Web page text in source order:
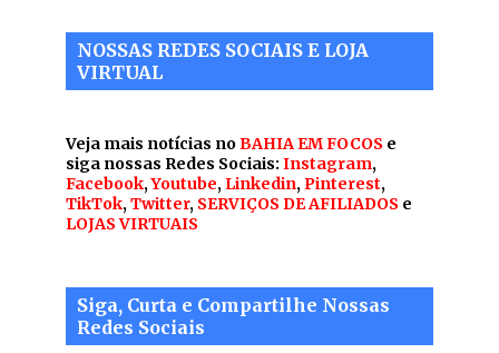
NOSSAS REDES SOCIAIS E LOJA
VIRTUAL
Veja mais notícias noBAHIA EM FOCOS e
siga nossas Redes Sociais: Instagram,
Facebook,Youtube, Linkedin,Pinterest,
TikTok,Twitter, SERVIÇOS DE AFILIADOS e
LOJAS VIRTUAIS
Siga, Curta e Compartilhe Nossas
Redes Sociais